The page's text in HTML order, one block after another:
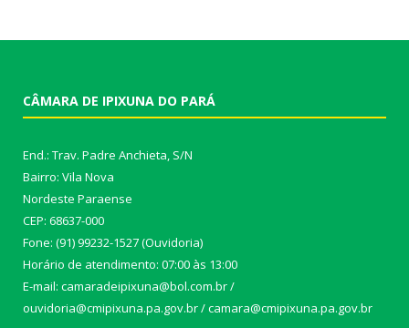
CÂMARA DE IPIXUNA DO PARÁ
End.: Trav. Padre Anchieta, S/N
Bairro: Vila Nova
Nordeste Paraense
CEP: 68637-000
Fone: (91) 99232-1527 (Ouvidoria)
Horário de atendimento: 07:00 às 13:00
E-mail: camaradeipixuna@bol.com.br /
ouvidoria@cmipixuna.pa.gov.br / camara@cmipixuna.pa.gov.br